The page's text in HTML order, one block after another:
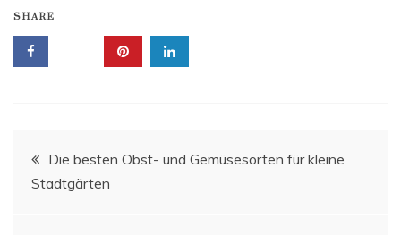
SHARE
Beitrags-
Navigation
Die besten Obst- und Gemüsesorten für kleine
Stadtgärten